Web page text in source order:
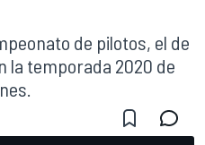
de pilotos, el de
la temporada 2020 de